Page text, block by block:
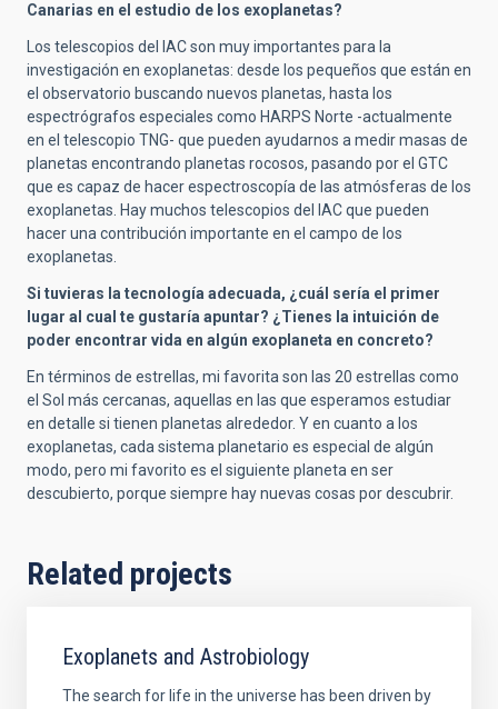
Canarias en el estudio de los exoplanetas?
Los telescopios del IAC son muy importantes para la
investigación en exoplanetas: desde los pequeños que están en
el observatorio buscando nuevos planetas, hasta los
espectrógrafos especiales como HARPS Norte -actualmente
en el telescopio TNG- que pueden ayudarnos a medir masas de
planetas encontrando planetas rocosos, pasando por el GTC
que es capaz de hacer espectroscopía de las atmósferas de los
exoplanetas. Hay muchos telescopios del IAC que pueden
hacer una contribución importante en el campo de los
exoplanetas.
Si tuvieras la tecnología adecuada, ¿cuál sería el primer
lugar al cual te gustaría apuntar? ¿Tienes la intuición de
poder encontrar vida en algún exoplaneta en concreto?
En términos de estrellas, mi favorita son las 20 estrellas como
el Sol más cercanas, aquellas en las que esperamos estudiar
en detalle si tienen planetas alrededor. Y en cuanto a los
exoplanetas, cada sistema planetario es especial de algún
modo, pero mi favorito es el siguiente planeta en ser
descubierto, porque siempre hay nuevas cosas por descubrir.
Related projects
Exoplanets and Astrobiology
The search for life in the universe has been driven by